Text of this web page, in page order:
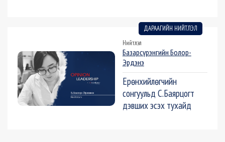
ДАРААГИЙН НИЙТЛЭЛ
Нийтлэл
Базарсүрэнгийн Болор-
Эрдэнэ
Ерөнхийлөгчийн
сонгуульд С.Баярцогт
дэвших эсэх тухайд